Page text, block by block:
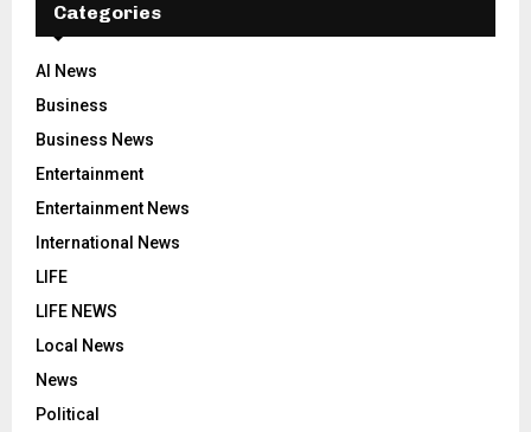
Categories
AI News
Business
Business News
Entertainment
Entertainment News
International News
LIFE
LIFE NEWS
Local News
News
Political